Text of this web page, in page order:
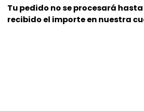
Tu pedido no se procesará
recibido el importe en nuestra